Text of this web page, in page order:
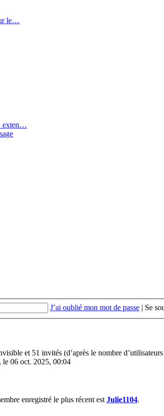
le…
exten…
J’ai oublié mon mot de passe | Se
et 51 invités (d’après le nombre
, le 06 oct. 2025, 00:04
enregistré le plus récent est Julie1104.